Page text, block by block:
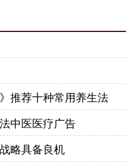
推荐十种常用养生法
中医医疗广告
略具备良机